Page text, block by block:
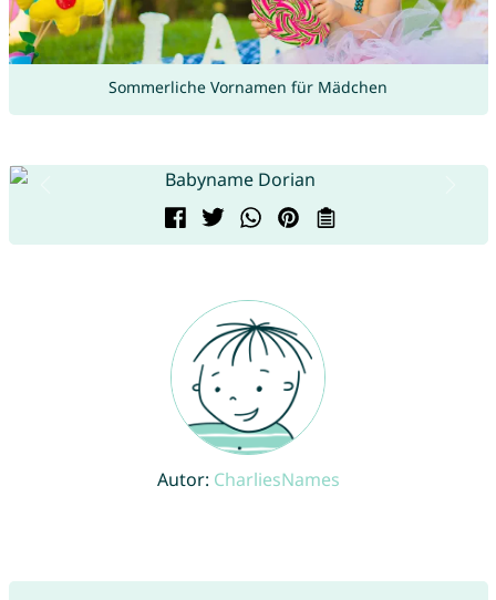
Sommerliche Vornamen für Mädchen
Autor: CharliesNames